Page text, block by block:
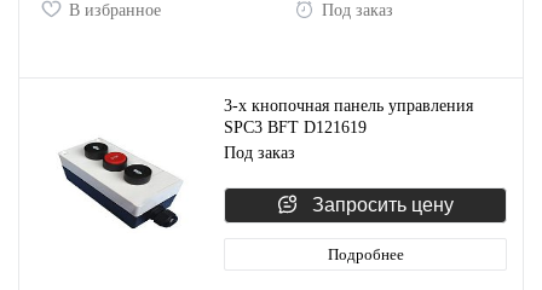
В избранное Под заказ
3-х кнопочная панель управления
SPC3 BFT D121619
Под заказ
Запросить цену
Подробнее